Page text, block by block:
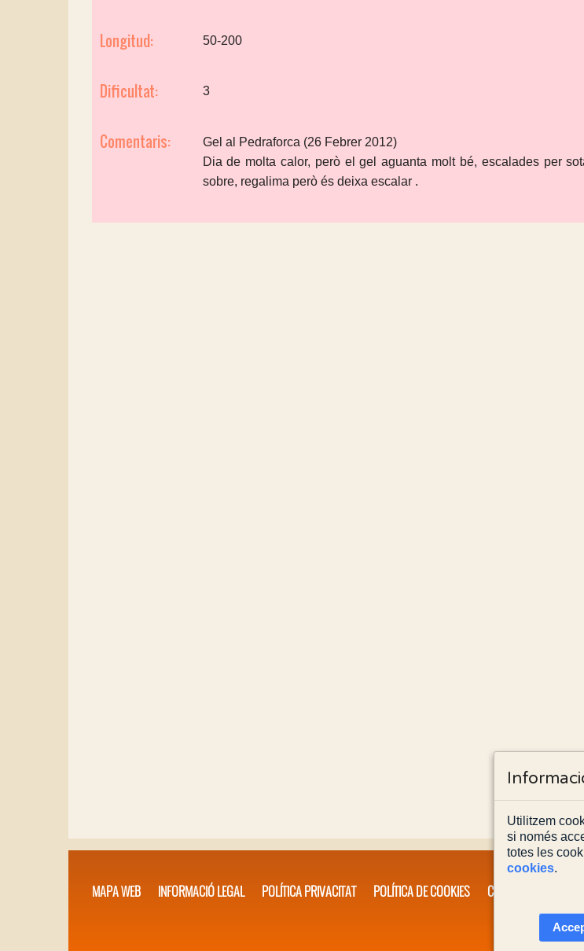
Longitud: 50-200
Dificultat: 3
Comentaris:
Gel al Pedraforca (26 Febrer 2012)
Dia de molta calor, però el gel aguanta molt bé, escalades per
sobre, regalima però és deixa escalar .
MAPA WEB INFORMACIÓ LEGAL POLÍTICA PRIVACITAT POLÍTICA DE COOKIES CONTACTA'NS
Utilitzem
si només
totes les
cookies.